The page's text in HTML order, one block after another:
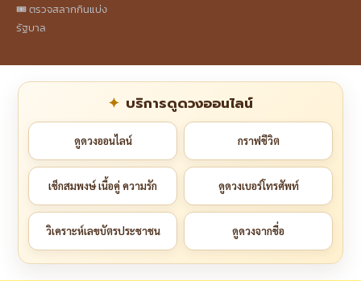
🎟️ ตรวจสลากกินแบ่ง
รัฐบาล
บริการดูดวงออนไลน์
ดูดวงออนไลน์ กราฟชีวิต
เช็กสมพงษ์ เนื้อคู่ ความรัก ดูดวงเบอร์โทรศัพท์
วิเคราะห์เลขบัตรประชาชน ดูดวงจากชื่อ